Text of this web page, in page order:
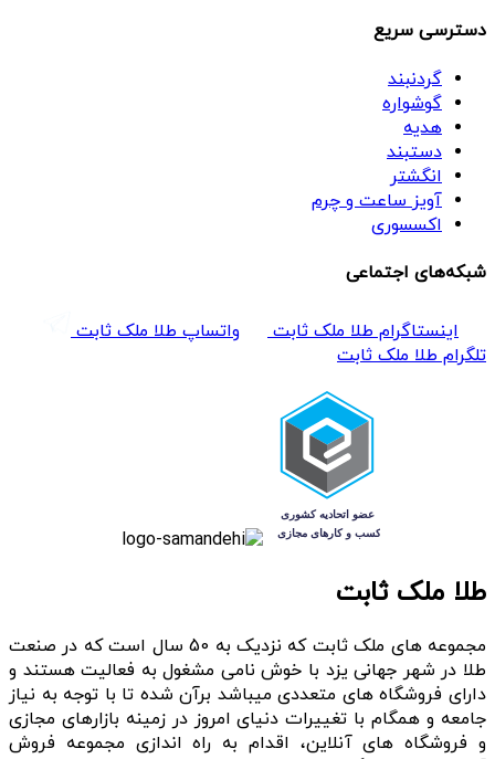
دسترسی سریع
گردنبند
گوشواره
هدیه
دستبند
انگشتر
آویز ساعت و چرم
اکسسوری
شبکه‌های اجتماعی
اینستاگرام طلا ملک ثابت
واتساپ طلا ملک ثابت
تلگرام طلا ملک ثابت
طلا ملک ثابت
مجموعه های ملک ثابت که نزدیک به 50 سال است که در صنعت
طلا در شهر جهانی یزد با خوش نامی مشغول به فعالیت هستند و
دارای فروشگاه های متعددی میباشد برآن شده تا با توجه به نیاز
جامعه و همگام با تغییرات دنیای امروز در زمینه بازارهای مجازی
و فروشگاه های آنلاین، اقدام به راه اندازی مجموعه فروش